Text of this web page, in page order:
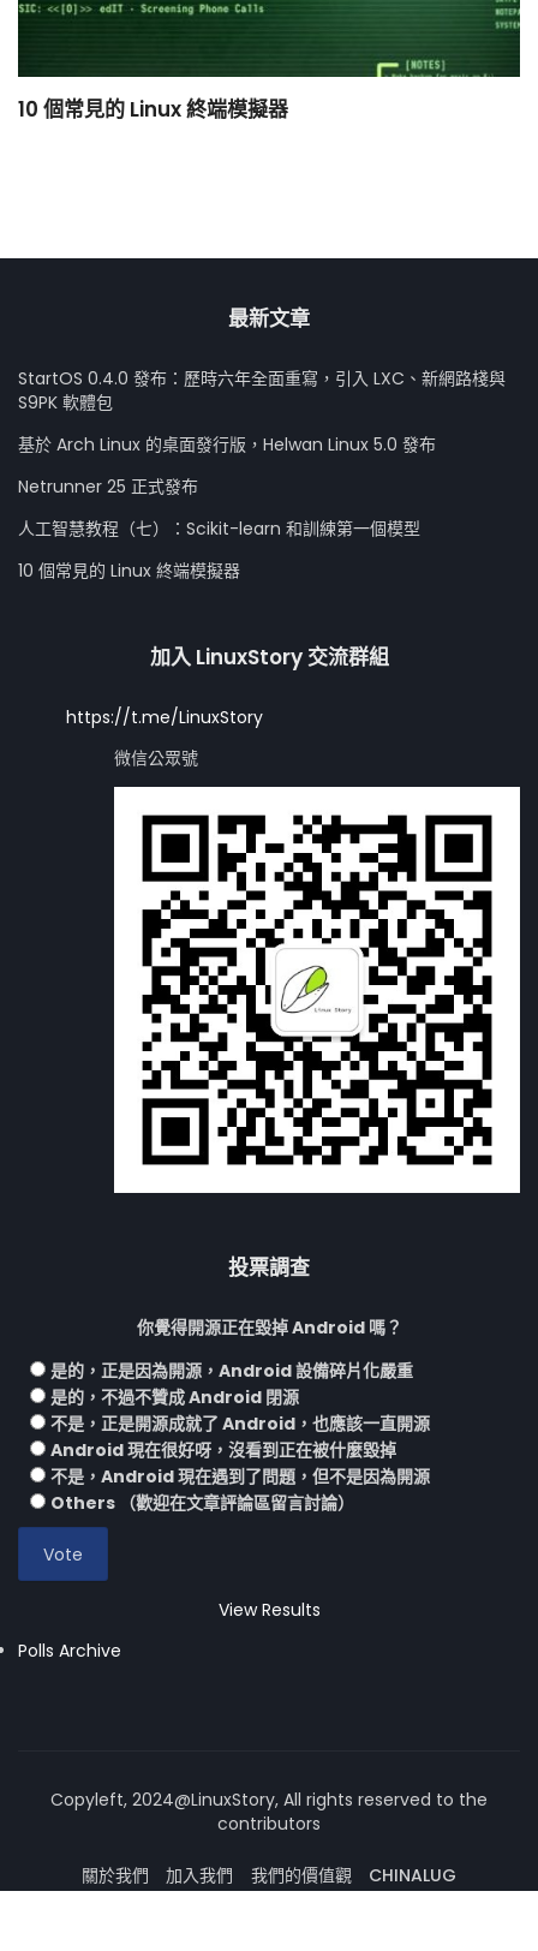
10 個常見的 Linux 終端模擬器
最新文章
StartOS 0.4.0 發布：歷時六年全面重寫，引入 LXC、新網路棧與
S9PK 軟體包
基於 Arch Linux 的桌面發行版，Helwan Linux 5.0 發布
Netrunner 25 正式發布
人工智慧教程（七）：Scikit-learn 和訓練第一個模型
10 個常見的 Linux 終端模擬器
加入 LinuxStory 交流群組
https://t.me/LinuxStory
微信公眾號
投票調查
你覺得開源正在毀掉 Android 嗎？
是的，正是因為開源，Android 設備碎片化嚴重
是的，不過不贊成 Android 閉源
不是，正是開源成就了 Android，也應該一直開源
Android 現在很好呀，沒看到正在被什麼毀掉
不是，Android 現在遇到了問題，但不是因為開源
Others （歡迎在文章評論區留言討論）
View Results
Polls Archive
Copyleft, 2024@LinuxStory, All rights reserved to the
contributors
關於我們 加入我們 我們的價值觀
CHINALUG